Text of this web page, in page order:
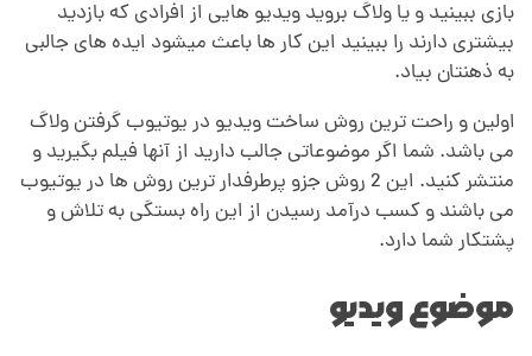
گ
و
ن
ه
بازی ببینید و یا ولاگ بروید ویدیو هایی از افرادی که بازدید
بیشتری دارند را ببینید این کار ها باعث میشود ایده های جالبی
به ذهنتان بیاد.
اولین و راحت ترین روش ساخت ویدیو در یوتیوب گرفتن ولاگ
می باشد. شما اگر موضوعاتی جالب دارید از آنها فیلم بگیرید و
منتشر کنید. این 2 روش جزو پرطرفدار ترین روش ها در یوتیوب
می باشند و کسب درآمد رسیدن از این راه بستگی به تلاش و
پشتکار شما دارد.
موضوع ویدیو